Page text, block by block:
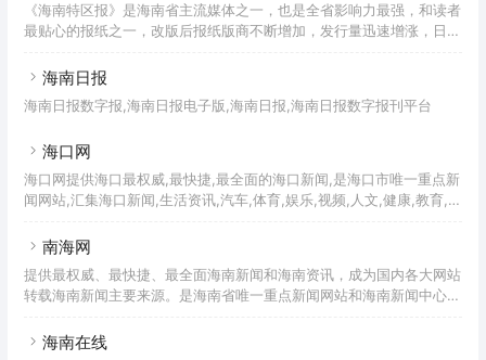
《海南特区报》是海南省主流媒体之一，也是全省影响力最强，和读者
最贴心的报纸之一，改版后报纸版商不断增加，发行量迅速增涨，日发
海南日报
海南日报数字报,海南日报电子版,海南日报,海南日报数字报刊平台
海口网
海口网提供海口最权威,最快捷,最全面的海口新闻,是海口市唯一重点新
闻网站,汇集海口新闻,生活资讯,汽车,体育,娱乐,视频,人文,健康,教育,旅
南海网
提供最权威、最快捷、最全面海南新闻和海南资讯，成为国内各大网站
转载海南新闻主要来源。是海南省唯一重点新闻网站和海南新闻中心及
日报报业集团主办。
海南在线